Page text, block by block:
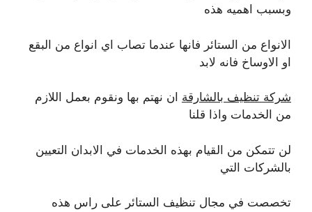
وبسبب اهميه هذه
الانواع من الستائر فانها عندما تصاب اي انواع من البقع
او الاوساخ فانه لابد
شركة تنظيف بالشارقة ان نهتم بها ونقوم بعمل اللازم
من الخدمات واذا قلنا
لن تتمكن من القيام بهذه الخدمات في الابدان التعيين
بالشركات التي
تخصصت في مجال تنظيف الستائر على راس هذه